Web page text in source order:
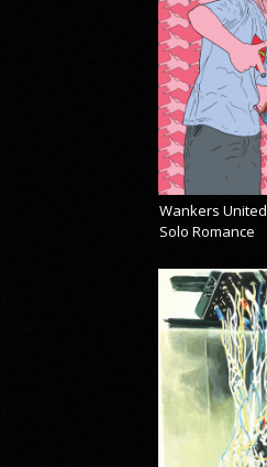
Wankers United
Solo Romance